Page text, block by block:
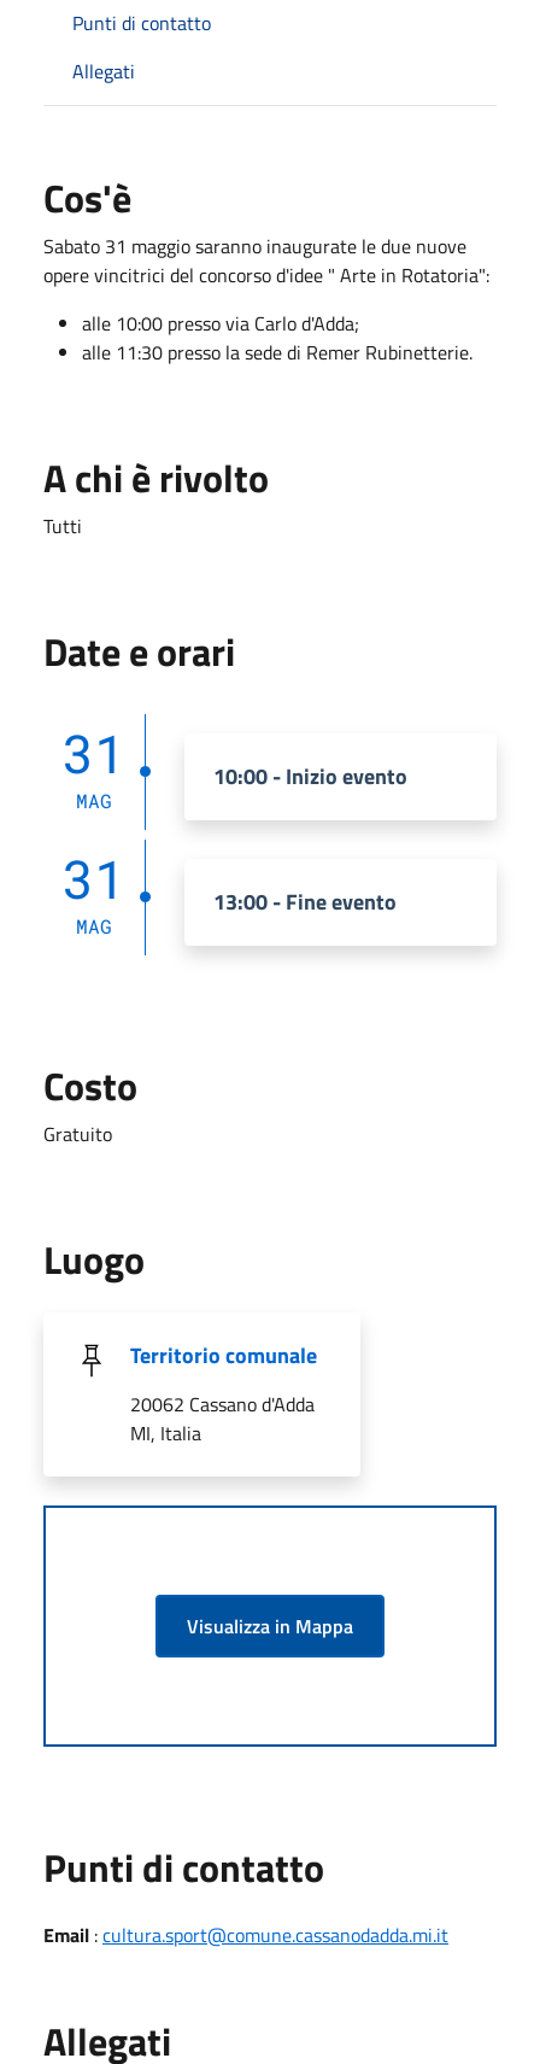
Punti di contatto
Allegati
Cos'è
Sabato 31 maggio saranno inaugurate le due nuove
opere vincitrici del concorso d'idee " Arte in Rotatoria":
alle 10:00 presso via Carlo d'Adda;
alle 11:30 presso la sede di Remer Rubinetterie.
A chi è rivolto
Tutti
Date e orari
31
MAG
10:00 - Inizio evento
31
MAG
13:00 - Fine evento
Costo
Gratuito
Luogo
Territorio comunale
20062 Cassano d'Adda
MI, Italia
Visualizza in Mappa
Punti di contatto
Email :cultura.sport@comune.cassanodadda.mi.it
Allegati